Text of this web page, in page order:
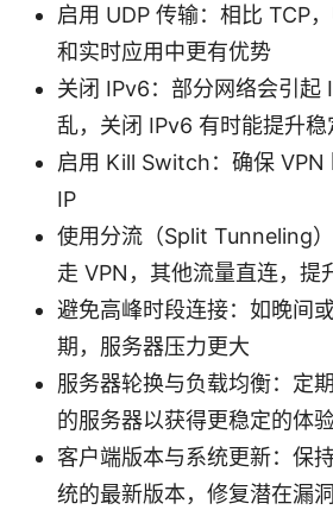
启用 UDP 传输：相比 TCP
和实时应用中更有优势
关闭 IPv6：部分网络会引起
乱，关闭 IPv6 有时能提升稳
启用 Kill Switch：确保 VPN
IP
使用分流（Split Tunneling
走 VPN，其他流量直连，提
避免高峰时段连接：如晚间
期，服务器压力更大
服务器轮换与负载均衡：定
的服务器以获得更稳定的体
客户端版本与系统更新：保
统的最新版本，修复潜在漏洞